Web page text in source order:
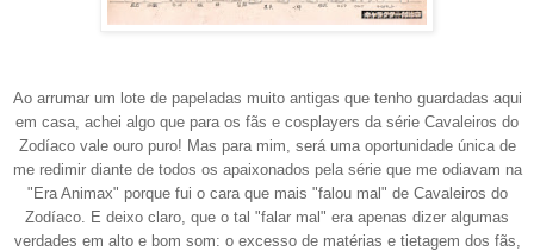
Ao arrumar um lote de papeladas muito antigas que tenho guardadas aqui
em casa, achei algo que para os fãs e cosplayers da série Cavaleiros do
Zodíaco vale ouro puro! Mas para mim, será uma oportunidade única de
me redimir diante de todos os apaixonados pela série que me odiavam na
"Era Animax" porque fui o cara que mais "falou mal" de Cavaleiros do
Zodíaco. E deixo claro, que o tal "falar mal" era apenas dizer algumas
verdades em alto e bom som: o excesso de matérias e tietagem dos fãs,